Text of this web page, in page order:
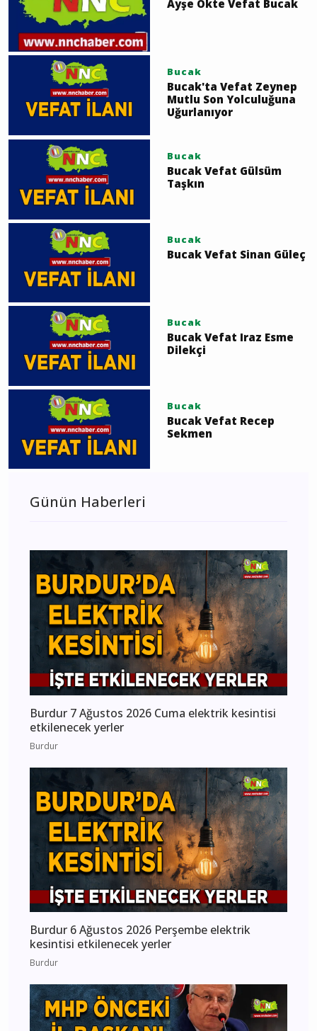
Ayşe Ökte Vefat Bucak
Bucak
Bucak'ta Vefat Zeynep
Mutlu Son Yolculuğuna
Uğurlanıyor
Bucak
Bucak Vefat Gülsüm
Taşkın
Bucak
Bucak Vefat Sinan Güleç
Bucak
Bucak Vefat Iraz Esme
Dilekçi
Bucak
Bucak Vefat Recep
Sekmen
Günün Haberleri
Burdur 7 Ağustos 2026 Cuma elektrik kesintisi
etkilenecek yerler
Burdur
Burdur 6 Ağustos 2026 Perşembe elektrik
kesintisi etkilenecek yerler
Burdur